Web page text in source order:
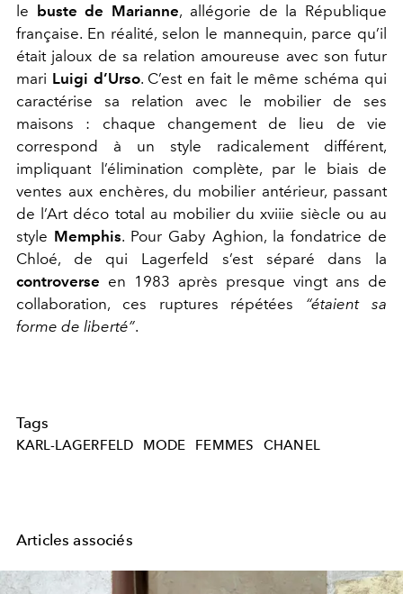
le buste de Marianne, allégorie de la République
française. En réalité, selon le mannequin, parce qu’il
était jaloux de sa relation amoureuse avec son futur
mari Luigi d’Urso. C’est en fait le même schéma qui
caractérise sa relation avec le mobilier de ses
maisons : chaque changement de lieu de vie
correspond à un style radicalement différent,
impliquant l’élimination complète, par le biais de
ventes aux enchères, du mobilier antérieur, passant
de l’Art déco total au mobilier du xviiie siècle ou au
style Memphis. Pour Gaby Aghion, la fondatrice de
Chloé, de qui Lagerfeld s’est séparé dans la
controverse en 1983 après presque vingt ans de
collaboration, ces ruptures répétées “étaient sa
forme de liberté”.
Tags
KARL-LAGERFELD MODE FEMMES CHANEL
Articles associés